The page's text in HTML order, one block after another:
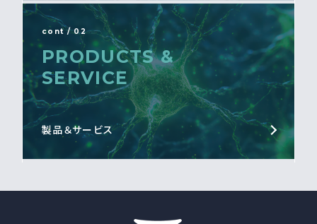
cont / 02
PRODUCTS &
SERVICE
製品＆サービス